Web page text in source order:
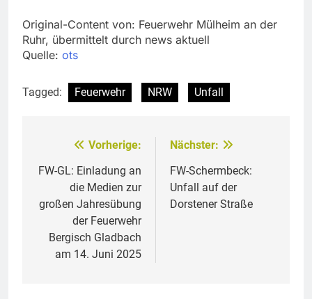
Original-Content von: Feuerwehr Mülheim an der
Ruhr, übermittelt durch news aktuell
Quelle: ots
Tagged: Feuerwehr NRW Unfall
Beitragsnavigation
Vorherige:
FW-GL: Einladung an
die Medien zur
großen Jahresübung
der Feuerwehr
Bergisch Gladbach
am 14. Juni 2025
Nächster:
FW-Schermbeck:
Unfall auf der
Dorstener Straße